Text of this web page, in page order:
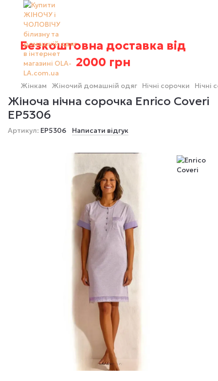
Безкоштовна доставка від
2000 грн
Жінкам Жіночий домашній одяг Нічні сорочки Нічні
Жіноча нічна сорочка Enrico Coveri
EP5306
Артикул: EP5306 Написати відгук